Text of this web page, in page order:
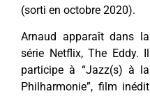
(sorti en octobre 2020).
Arnaud apparaît dans la
série Netflix, The Eddy. Il
participe à “Jazz(s) à la
Philharmonie”, film inédit